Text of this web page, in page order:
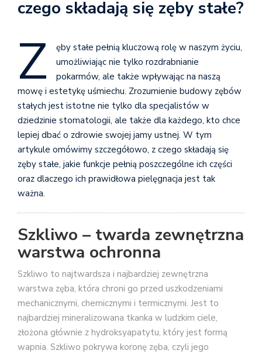
czego składają się zęby stałe?
Z
ęby stałe pełnią kluczową rolę w naszym życiu,
umożliwiając nie tylko rozdrabnianie
pokarmów, ale także wpływając na naszą
mowę i estetykę uśmiechu. Zrozumienie budowy zębów
stałych jest istotne nie tylko dla specjalistów w
dziedzinie stomatologii, ale także dla każdego, kto chce
lepiej dbać o zdrowie swojej jamy ustnej. W tym
artykule omówimy szczegółowo, z czego składają się
zęby stałe, jakie funkcje pełnią poszczególne ich części
oraz dlaczego ich prawidłowa pielęgnacja jest tak
ważna.
Szkliwo – twarda zewnętrzna
warstwa ochronna
Szkliwo to najtwardsza i najbardziej zewnętrzna
warstwa zęba, która chroni go przed uszkodzeniami
mechanicznymi, chemicznymi i termicznymi. Jest to
najbardziej mineralizowana tkanka w ludzkim ciele,
złożona głównie z hydroksyapatytu, który jest formą
wapnia. Szkliwo pokrywa koronę zęba, czyli jego